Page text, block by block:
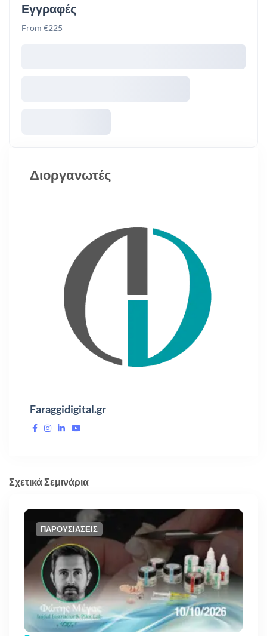
Εγγραφές
From €225
Διοργανωτές
Faraggidigital.gr
Σχετικά Σεμινάρια
ΠΑΡΟΥΣΙΑΣΕΙΣ